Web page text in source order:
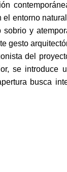
entorno
y
gesto
del
se
busca